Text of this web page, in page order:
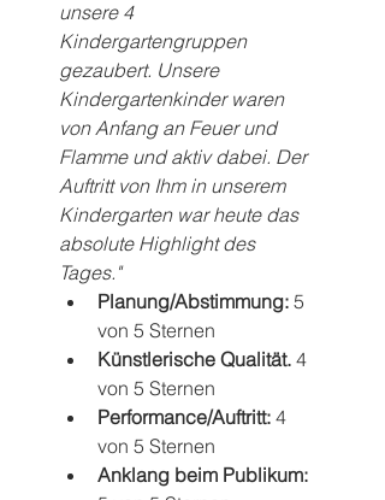
unsere 4
Kindergartengruppen
gezaubert. Unsere
Kindergartenkinder waren
von Anfang an Feuer und
Flamme und aktiv dabei. Der
Auftritt von Ihm in unserem
Kindergarten war heute das
absolute Highlight des
Tages."
Planung/Abstimmung: 5
von 5 Sternen
Künstlerische Qualität. 4
von 5 Sternen
Performance/Auftritt: 4
von 5 Sternen
Anklang beim Publikum: